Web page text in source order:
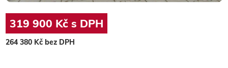
319 900 Kč s DPH
264 380 Kč bez DPH